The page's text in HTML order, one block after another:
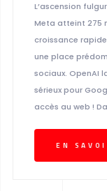
L’ascension
Meta atteint 275
croissance
une place
sociaux. OpenAI
sérieux pour
accès au web !
EN